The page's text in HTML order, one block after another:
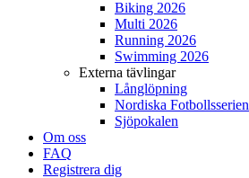
Biking 2026
Multi 2026
Running 2026
Swimming 2026
Externa tävlingar
Långlöpning
Nordiska Fotbollsserien
Sjöpokalen
Om oss
FAQ
Registrera dig